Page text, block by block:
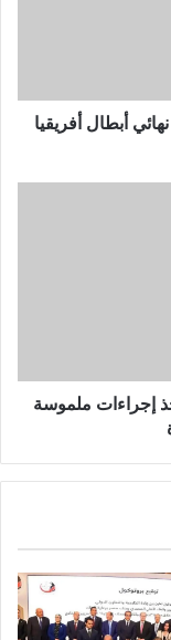
أبطال أفريقيا
إجراءات ملموسة